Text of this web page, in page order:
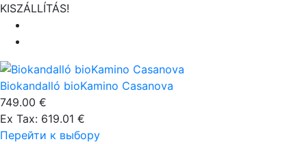
KISZÁLLÍTÁS!
Biokandalló bioKamino Casanova
749.00 €
Ex Tax: 619.01 €
Перейти к выбору